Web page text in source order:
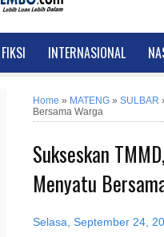
FIKSI INTERNASIONAL
Home » MATENG » SULBAR
Bersama Warga
Sukseskan
Menyatu
Selasa, September 24,